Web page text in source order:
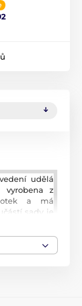
udělá
vyrobena z
a má
sady je